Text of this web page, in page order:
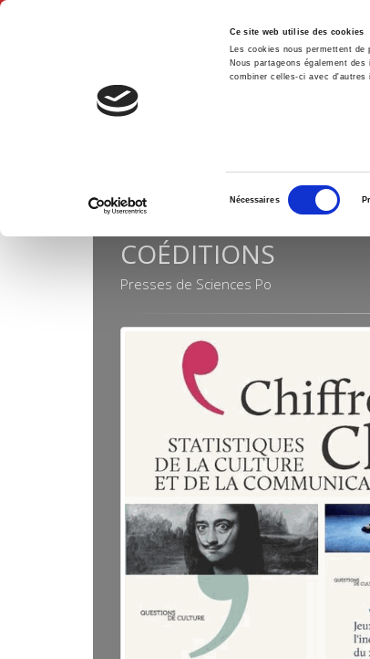
Ce site web utilise des cookies
Les cookies nous permettent
Nous partageons également
combiner celles-ci avec
consentement
Nécessaires
COÉDITIONS
Presses de Sciences Po